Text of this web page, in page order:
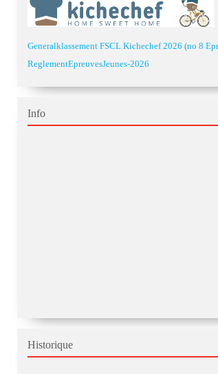
Generalklassement FSCL Kichechef 2026 (no 8
ReglementEpreuvesJeunes-2026
Info
Historique